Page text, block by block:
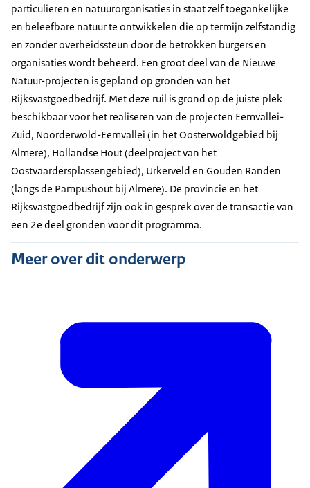
particulieren en natuurorganisaties in staat zelf toegankelijke
en beleefbare natuur te ontwikkelen die op termijn zelfstandig
en zonder overheidssteun door de betrokken burgers en
organisaties wordt beheerd. Een groot deel van de Nieuwe
Natuur-projecten is gepland op gronden van het
Rijksvastgoedbedrijf. Met deze ruil is grond op de juiste plek
beschikbaar voor het realiseren van de projecten Eemvallei-
Zuid, Noorderwold-Eemvallei (in het Oosterwoldgebied bij
Almere), Hollandse Hout (deelproject van het
Oostvaardersplassengebied), Urkerveld en Gouden Randen
(langs de Pampushout bij Almere). De provincie en het
Rijksvastgoedbedrijf zijn ook in gesprek over de transactie van
een 2e deel gronden voor dit programma.
Meer over dit onderwerp